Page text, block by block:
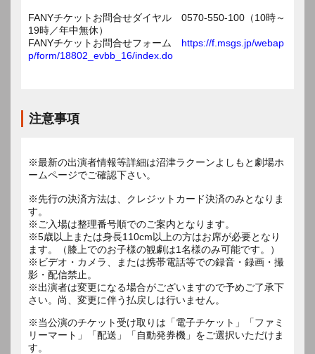
FANYチケットお問合せダイヤル 0570-550-100（10時～
19時／年中無休）
FANYチケットお問合せフォーム https://f.msgs.jp/webap
p/form/18802_evbb_16/index.do
注意事項
※最新の出演者情報等詳細は沼津ラクーンよしもと劇場ホ
ームページでご確認下さい。
※先行の決済方法は、クレジットカード決済のみとなりま
す。
※ご入場は整理番号順でのご案内となります。
※5歳以上または身長110cm以上の方はお席が必要となり
ます。（膝上でのお子様の観劇は1名様のみ可能です。）
※ビデオ・カメラ、または携帯電話等での録音・録画・撮
影・配信禁止。
※出演者は変更になる場合がございますので予めご了承下
※当公演のチケット受け取りは「電子チケット」「ファミ
リーマート」「配送」「自動発券機」をご選択いただけま
す。